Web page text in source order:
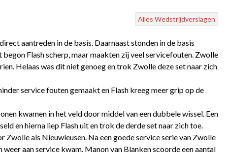
Alles Wedstrijdverslagen
aantreden in de basis. Daarnaast stonden in de basis
Flash scherp, maar maakten zij veel servicefouten. Zwolle
Helaas was dit niet genoeg en trok Zwolle deze set naar zich
service fouten gemaakt en Flash kreeg meer grip op de
kwamen in het veld door middel van een dubbele wissel. Een
en hierna liep Flash uit en trok de derde set naar zich toe.
als Nieuwleusen. Na een goede service serie van Zwolle
aan service kwam. Manon van Blanken scoorde een aantal